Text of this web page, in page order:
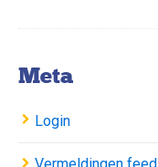
Meta
Login